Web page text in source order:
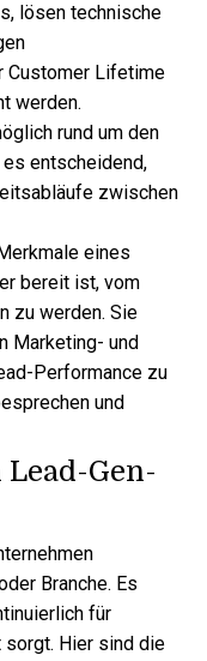
lösen technische
Customer Lifetime
werden.
rund um den
entscheidend,
zwischen
eines
bereit ist, vom
zu werden. Sie
Marketing- und
Performance zu
und
Gen-
Branche. Es
für
sorgt. Hier sind die